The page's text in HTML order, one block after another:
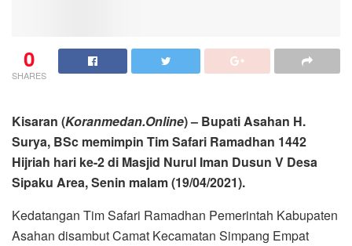
0
SHARES
Kisaran (Koranmedan.Online) – Bupati Asahan H.
Surya, BSc memimpin Tim Safari Ramadhan 1442
Hijriah hari ke-2 di Masjid Nurul Iman Dusun V Desa
Sipaku Area, Senin malam (19/04/2021).
Kedatangan Tim Safari Ramadhan Pemerintah Kabupaten
Asahan disambut Camat Kecamatan Simpang Empat